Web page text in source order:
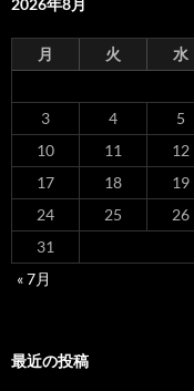
2026年8月
月 火 水
3
4 5
10
11 12
17
18 19
24
25 26
31
« 7月
最近の投稿